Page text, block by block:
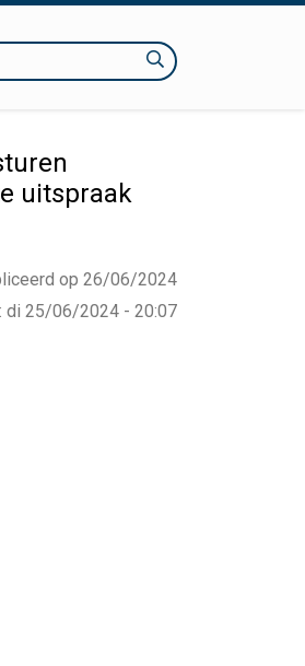
uitspraak
op 26/06/2024
: di 25/06/2024 - 20:07